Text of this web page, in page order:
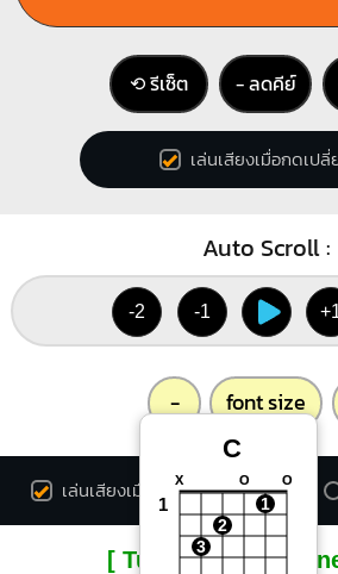
⟲ รีเซ็ต − ลดคีย์
เล่นเสียงเมื่อกดเป
Auto Scroll :
-2 -1
- font size
เล่นเสียงเมื่อกดคอร์ด กีต้าร์ 1
[ Tune down 1/2
C
X O O
1
1
2
3